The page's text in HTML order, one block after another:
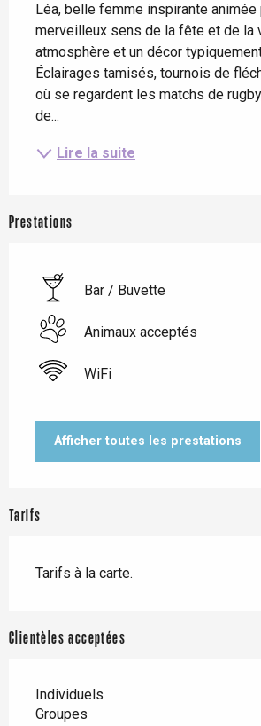
Léa, belle femme inspirante animée
merveilleux sens de la fête et de la
atmosphère et un décor
Éclairages tamisés, tournois de
où se regardent les matchs de
de...
Lire la suite
Prestations
Bar / Buvette
Animaux acceptés
WiFi
Afficher toutes les prestations
Tarifs
Tarifs à la carte.
Clientèles acceptées
Individuels
Groupes